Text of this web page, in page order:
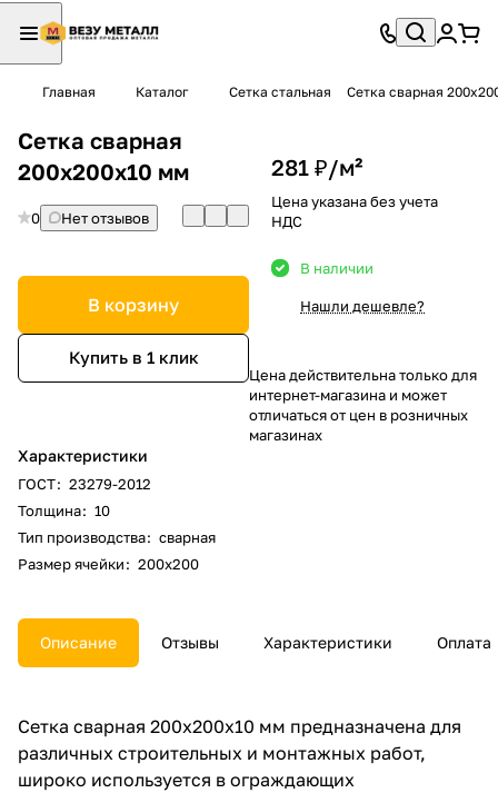
Главная Каталог Сетка стальная Сетка сварная
Сетка сварная
200х200х10 мм
0 Нет отзывов
В корзину
Купить в 1 клик
Характеристики
ГОСТ: 23279-2012
Толщина: 10
Тип производства: сварная
Размер ячейки: 200х200
281 ₽/м²
Цена указана без учета
НДС
В наличии
Нашли дешевле?
Цена действительна только для
интернет-магазина и может
отличаться от цен в розничных
магазинах
Описание Отзывы Характеристики Оплата
Сетка сварная 200х200х10 мм предназначена для
различных строительных и монтажных работ,
широко используется в ограждающих